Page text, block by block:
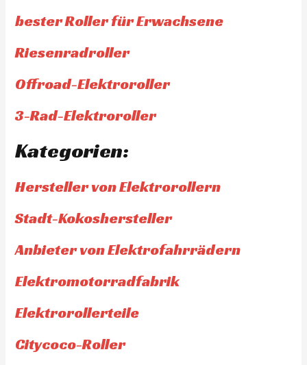
bester Roller für Erwachsene
Riesenradroller
Offroad-Elektroroller
3-Rad-Elektroroller
Kategorien:
Hersteller von Elektrorollern
Stadt-Kokoshersteller
Anbieter von Elektrofahrrädern
Elektromotorradfabrik
Elektrorollerteile
Citycoco-Roller